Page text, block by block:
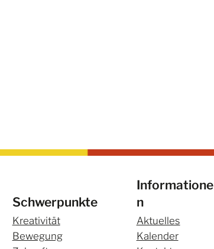
Großer BikeLine
Schwerpunkte
Kreativität
Bewegung
Informatione
n
Aktuelles
Kalender